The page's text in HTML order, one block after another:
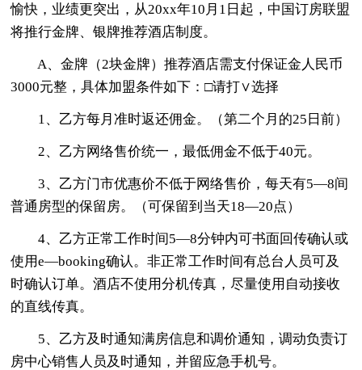
愉快，业绩更突出，从20xx年10月1日起，中国订房联盟
将推行金牌、银牌推荐酒店制度。
A、金牌（2块金牌）推荐酒店需支付保证金人民币
3000元整，具体加盟条件如下：□请打∨选择
1、乙方每月准时返还佣金。（第二个月的25日前）
2、乙方网络售价统一，最低佣金不低于40元。
3、乙方门市优惠价不低于网络售价，每天有5—8间
普通房型的保留房。（可保留到当天18—20点）
4、乙方正常工作时间5—8分钟内可书面回传确认或
使用e—booking确认。非正常工作时间有总台人员可及
时确认订单。酒店不使用分机传真，尽量使用自动接收
的直线传真。
5、乙方及时通知满房信息和调价通知，调动负责订
房中心销售人员及时通知，并留应急手机号。